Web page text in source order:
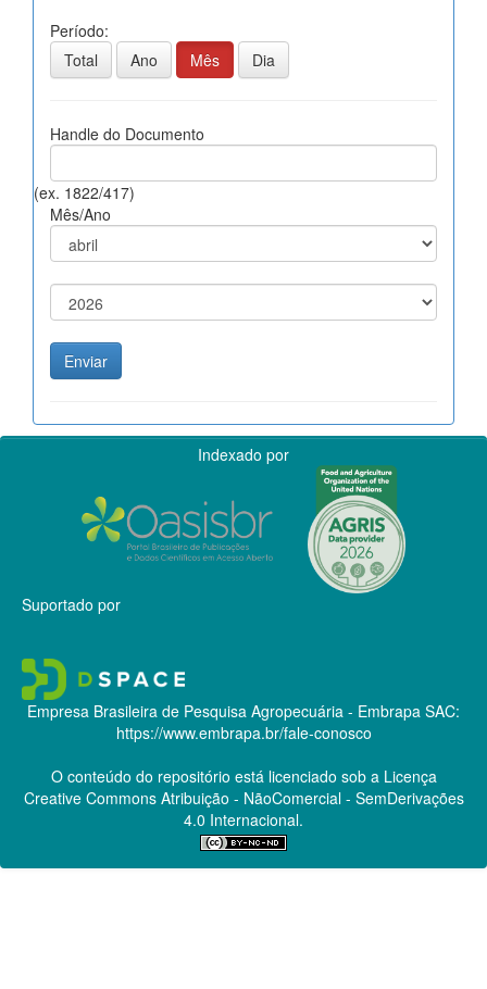
Período:
Total
Ano Mês Dia
Handle do Documento
(ex. 1822/417)
Mês/Ano
Indexado por
Suportado por
Empresa Brasileira de Pesquisa Agropecuária - Embrapa SAC:
https://www.embrapa.br/fale-conosco
O conteúdo do repositório está licenciado sob a Licença
Creative CommonsAtribuição - NãoComercial - SemDerivações
4.0 Internacional.